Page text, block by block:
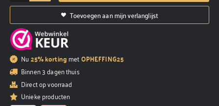
Toevoegen aan mijn verlanglijst
Nu 25% korting metOPHEFFING25
Binnen 3 dagen thuis
Direct op voorraad
Unieke producten